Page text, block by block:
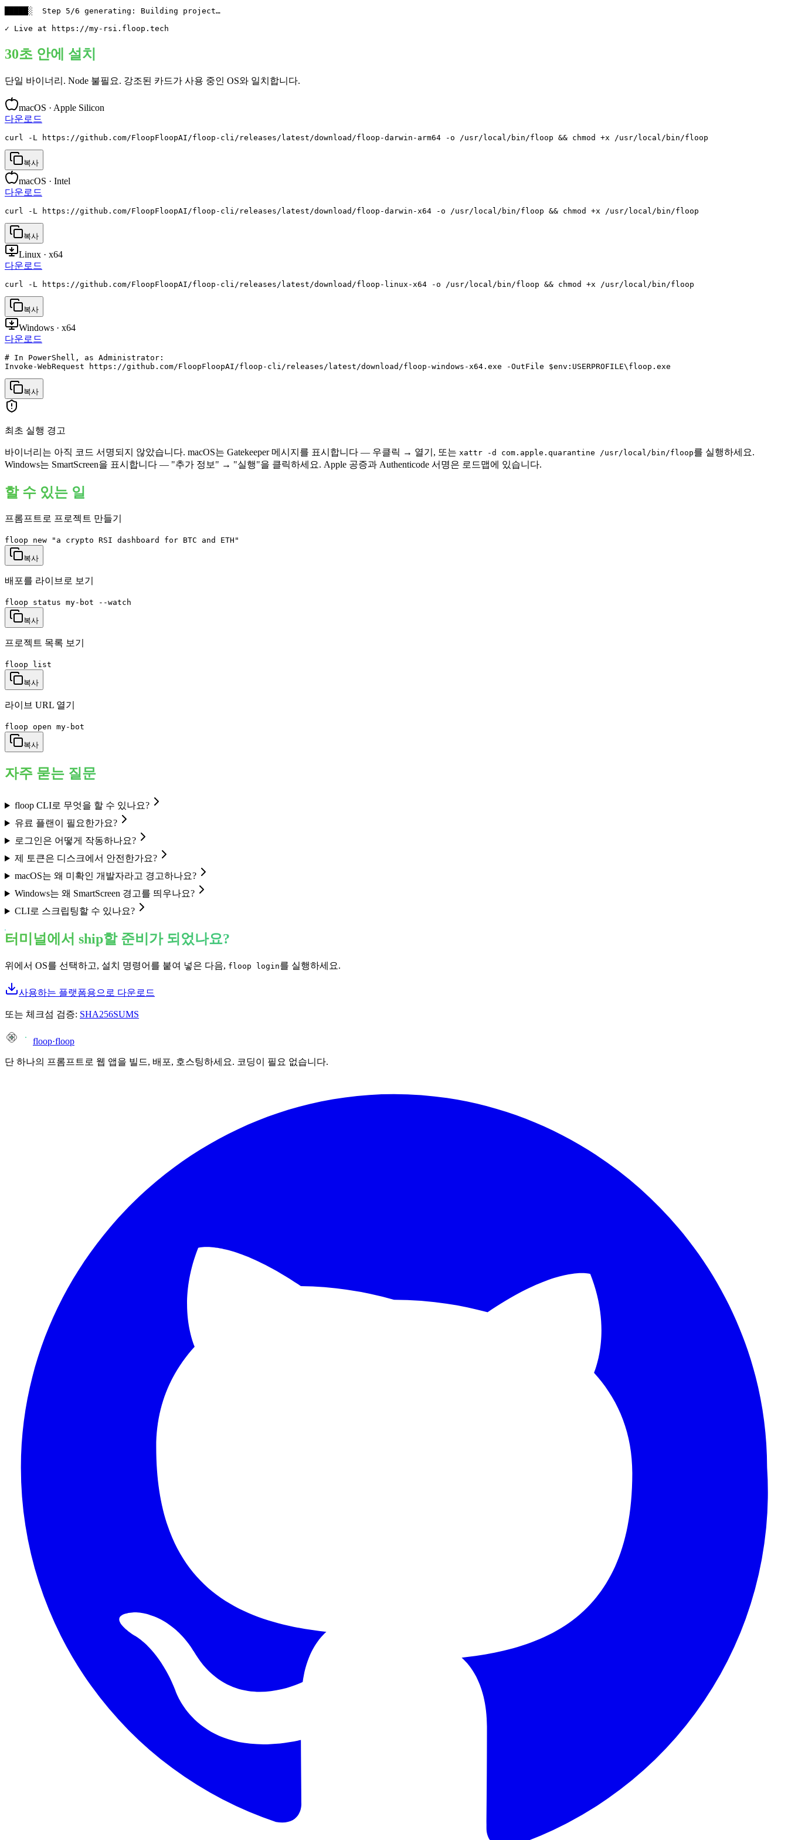
█████░  Step 5/6 generating: Building project…
✓ Live at https://my-rsi.floop.tech
30초 안에 설치
단일 바이너리. Node 불필요. 강조된 카드가 사용 중인 OS와 일치합니다.
macOS · Apple Silicon
다운로드
curl -L https://github.com/FloopFloopAI/floop-cli/releases/latest/download/floop-darwin-arm64 -o /usr/local/bin/floop && chmod +x /usr/local/bin/floop
복사
macOS · Intel
다운로드
curl -L https://github.com/FloopFloopAI/floop-cli/releases/latest/download/floop-darwin-x64 -o /usr/local/bin/floop && chmod +x /usr/local/bin/floop
복사
Linux · x64
다운로드
curl -L https://github.com/FloopFloopAI/floop-cli/releases/latest/download/floop-linux-x64 -o /usr/local/bin/floop && chmod +x /usr/local/bin/floop
복사
Windows · x64
다운로드
# In PowerShell, as Administrator:
Invoke-WebRequest https://github.com/FloopFloopAI/floop-cli/releases/latest/download/floop-windows-x64.exe -OutFile $env:USERPROFILE\floop.exe
복사
최초 실행 경고
바이너리는 아직 코드 서명되지 않았습니다. macOS는 Gatekeeper 메시지를 표시합니다 — 우클릭 → 열기, 또는 xattr -d com.apple.quarantine /usr/local/bin/floop를 실행하세요.
Windows는 SmartScreen을 표시합니다 — "추가 정보" → "실행"을 클릭하세요. Apple 공증과 Authenticode 서명은 로드맵에 있습니다.
할 수 있는 일
프롬프트로 프로젝트 만들기
floop new "a crypto RSI dashboard for BTC and ETH"
복사
배포를 라이브로 보기
floop status my-bot --watch
복사
프로젝트 목록 보기
floop list
복사
라이브 URL 열기
floop open my-bot
복사
자주 묻는 질문
floop CLI로 무엇을 할 수 있나요?
유료 플랜이 필요한가요?
로그인은 어떻게 작동하나요?
제 토큰은 디스크에서 안전한가요?
macOS는 왜 미확인 개발자라고 경고하나요?
Windows는 왜 SmartScreen 경고를 띄우나요?
CLI로 스크립팅할 수 있나요?
터미널에서 ship할 준비가 되었나요?
위에서 OS를 선택하고, 설치 명령어를 붙여 넣은 다음, floop login를 실행하세요.
사용하는 플랫폼용으로 다운로드
또는 체크섬 검증: SHA256SUMS
floop·floop
단 하나의 프롬프트로 웹 앱을 빌드, 배포, 호스팅하세요. 코딩이 필요 없습니다.